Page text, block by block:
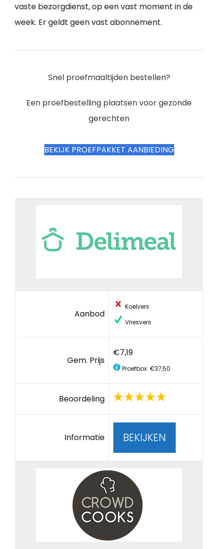
vaste bezorgdienst, op een vast moment in de
week. Er geldt geen vast abonnement.
Snel proefmaaltijden bestellen?
Een proefbestelling plaatsen voor gezonde
gerechten
BEKIJK PROEFPAKKET AANBIEDING
Aanbod
Koelvers
Vriesvers
Gem. Prijs
€7,19
Proefbox: €37,50
Beoordeling
Informatie BEKIJKEN